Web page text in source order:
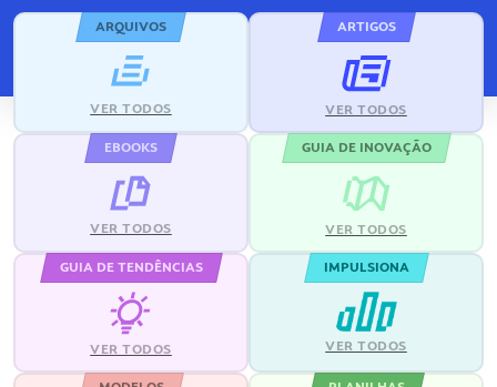
ARQUIVOS
VER TODOS
ARTIGOS
VER TODOS
EBOOKS
VER TODOS
GUIA DE INOVAÇÃO
VER TODOS
GUIA DE TENDÊNCIAS
VER TODOS
IMPULSIONA
VER TODOS